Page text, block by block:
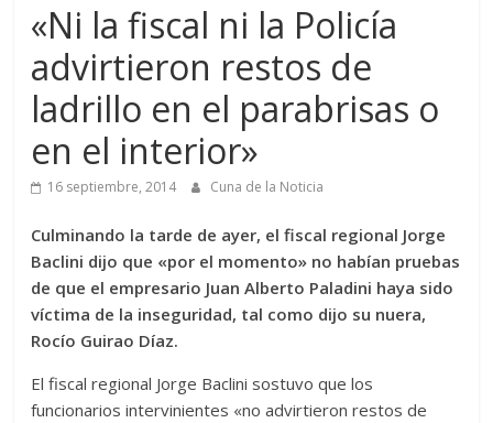
«Ni la fiscal ni la Policía
advirtieron restos de
ladrillo en el parabrisas o
en el interior»
16 septiembre, 2014 Cuna de la Noticia
Culminando la tarde de ayer, el fiscal regional Jorge
Baclini dijo que «por el momento» no habían pruebas
de que el empresario Juan Alberto Paladini haya sido
víctima de la inseguridad, tal como dijo su nuera,
Rocío Guirao Díaz.
El fiscal regional Jorge Baclini sostuvo que los
funcionarios intervinientes «no advirtieron restos de